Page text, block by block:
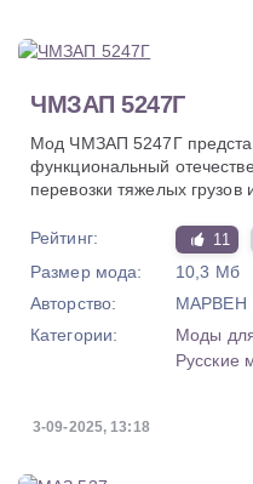
ЧМЗАП 5247Г
Мод ЧМЗАП 5247Г
функциональный
перевозки тяжелых грузов
Рейтинг: 11
Размер мода:
10,3 Мб
Авторство:
MAPBEH
Категории:
Моды
Русские
3-09-2025, 13:18